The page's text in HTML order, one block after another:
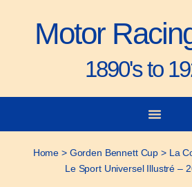
Motor
1890's to
Home > Gorden Bennett Cup > La
Le Sport Universel Illustré –